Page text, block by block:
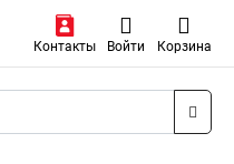
Контакты Войти Корзина